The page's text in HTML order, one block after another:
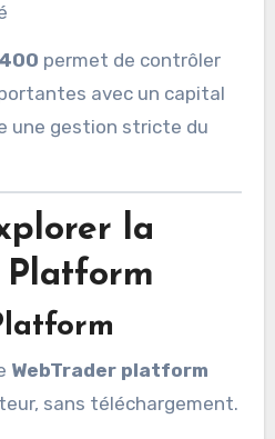
permet de contrôler
avec un capital
une gestion stricte du
la
Platform
WebTrader platform
sans téléchargement.